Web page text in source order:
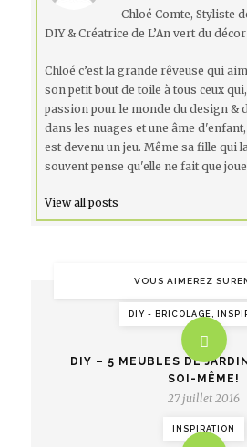
Chloé Comte, Styliste
DIY & Créatrice de L’An vert du décor
Chloé c’est la grande rêveuse qui
son petit bout de toile à tous ceux
passion pour le monde du design &
dans les nuages et une âme
est devenu un jeu. Même sa fille qui
souvent pense qu'elle ne fait que
View all posts
VOUS AIMEREZ
DIY - BRICOLAGE,
DIY – 5 MEUBLES DE
SOI-MÊME!
27 juillet 2016
INSPIRATION